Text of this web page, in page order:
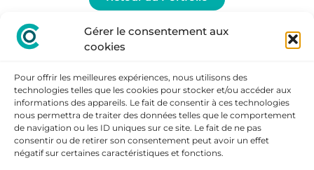
Gérer le consentement aux
cookies
Pour offrir les meilleures expériences, nous utilisons des
technologies telles que les cookies pour stocker et/ou accéder aux
informations des appareils. Le fait de consentir à ces technologies
nous permettra de traiter des données telles que le comportement
de navigation ou les ID uniques sur ce site. Le fait de ne pas
consentir ou de retirer son consentement peut avoir un effet
négatif sur certaines caractéristiques et fonctions.